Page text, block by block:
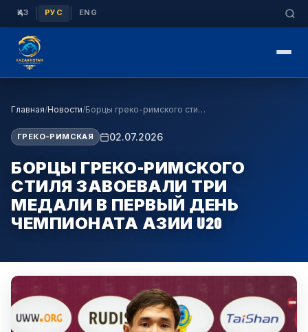
ҚАЗ РУС ENG
Главная/Новости/ Борцы греко-римского стиля завоевали три медали в…
ГРЕКО-РИМСКАЯ 02.07.2026
БОРЦЫ ГРЕКО-РИМСКОГО
СТИЛЯ ЗАВОЕВАЛИ ТРИ
МЕДАЛИ В ПЕРВЫЙ ДЕНЬ
ЧЕМПИОНАТА АЗИИ U20